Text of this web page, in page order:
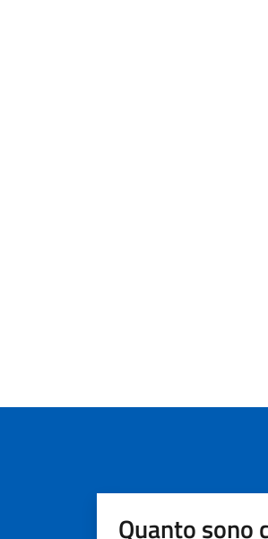
Quanto sono